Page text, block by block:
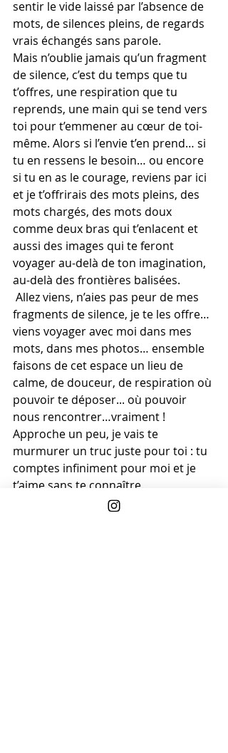
sentir le vide laissé par l’absence de
mots, de silences pleins, de regards
vrais échangés sans parole.
Mais n’oublie jamais qu’un fragment
de silence, c’est du temps que tu
t’offres, une respiration que tu
reprends, une main qui se tend vers
toi pour t’emmener au cœur de toi-
même. Alors si l’envie t’en prend… si
tu en ressens le besoin… ou encore
si tu en as le courage, reviens par ici
et je t’offrirais des mots pleins, des
mots chargés, des mots doux
comme deux bras qui t’enlacent et
aussi des images qui te feront
voyager au-delà de ton imagination,
au-delà des frontières balisées.
Allez viens, n’aies pas peur de mes
fragments de silence, je te les offre…
viens voyager avec moi dans mes
mots, dans mes photos… ensemble
faisons de cet espace un lieu de
calme, de douceur, de respiration où
pouvoir te déposer... où pouvoir
nous rencontrer…vraiment !
Approche un peu, je vais te
murmurer un truc juste pour toi : tu
comptes infiniment pour moi et je
t’aime sans te connaître.